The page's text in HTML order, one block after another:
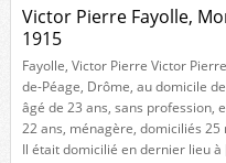
Victor Pierre Fayolle,
1915
Fayolle, Victor Pierre Victor
de-Péage, Drôme, au domicile
âgé de 23 ans, sans profession,
22 ans, ménagère, domiciliés
Il était domicilié en dernier lieu